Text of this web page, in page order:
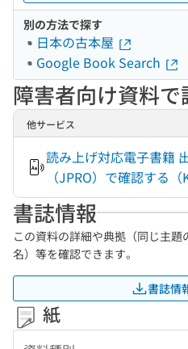
別の方法で探す
日本の古本屋
Google Book Search
障害者向け資料で
他サービス
読み上げ対応電子書籍
（JPRO）で確認する（
書誌情報
この資料の詳細や典拠（同じ主
名）等を確認できます。
書誌情
紙